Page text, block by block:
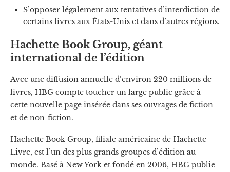
S’opposer légalement aux tentatives d’interdiction de
certains livres aux États-Unis et dans d’autres régions.
Hachette Book Group, géant
international de l’édition
Avec une diffusion annuelle d’environ 220 millions de
livres, HBG compte toucher un large public grâce à
cette nouvelle page insérée dans ses ouvrages de fiction
et de non-fiction.
Hachette Book Group, filiale américaine de Hachette
Livre, est l’un des plus grands groupes d’édition au
monde. Basé à New York et fondé en 2006, HBG publie